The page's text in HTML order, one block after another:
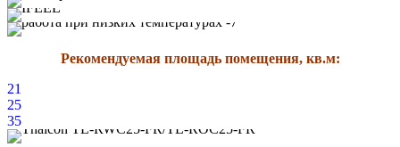
Рекомендуемая площадь помещения, кв.м:
21
25
35